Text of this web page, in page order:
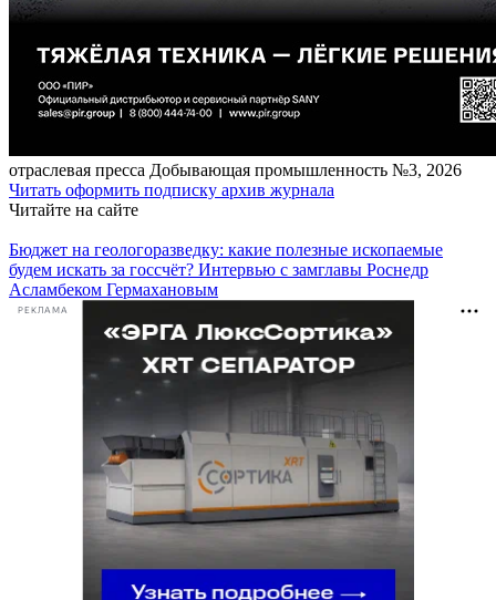
отраcлевая пресса Добывающая промышленность №3, 2026
Читать оформить подписку архив журнала
Читайте на сайте
Бюджет на геологоразведку: какие полезные ископаемые
будем искать за госсчёт? Интервью с замглавы Роснедр
Асламбеком Гермахановым
РЕКЛАМА